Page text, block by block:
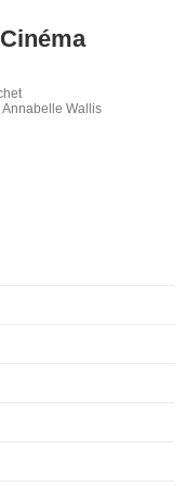
Annabelle Wallis